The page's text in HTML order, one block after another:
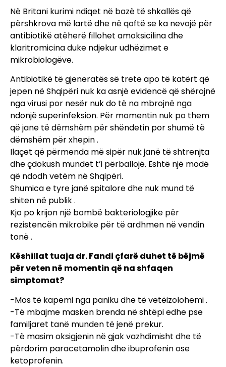
Në Britani kurimi ndiqet në bazë të shkallës që
përshkrova më lartë dhe në qoftë se ka nevojë për
antibiotikë atëherë fillohet amoksicilina dhe
klaritromicina duke ndjekur udhëzimet e
mikrobiologëve.
Antibiotikë të gjeneratës së trete apo të katërt që
jepen në Shqipëri nuk ka asnjë evidencë që shërojnë
nga virusi por nesër nuk do të na mbrojnë nga
ndonjë superinfeksion. Për momentin nuk po them
që jane të dëmshëm për shëndetin por shumë të
dëmshëm për xhepin .
Ilaçet që përmenda më sipër nuk janë të shtrenjta
dhe çdokush mundet t’i përballojë. Është një modë
që ndodh vetëm në Shqipëri.
Shumica e tyre janë spitalore dhe nuk mund të
shiten në publik .
Kjo po krijon një bombë bakteriologjike për
rezistencën mikrobike për të ardhmen në vendin
tonë .
Këshillat tuaja dr. Fandi çfarë duhet të bëjmë
për veten në momentin që na shfaqen
simptomat?
-Mos të kapemi nga paniku dhe të vetëizolohemi .
-Të mbajme masken brenda në shtëpi edhe pse
familjaret tanë munden të jenë prekur.
-Të masim oksigjenin në gjak vazhdimisht dhe të
përdorim paracetamolin dhe ibuprofenin ose
ketoprofenin.